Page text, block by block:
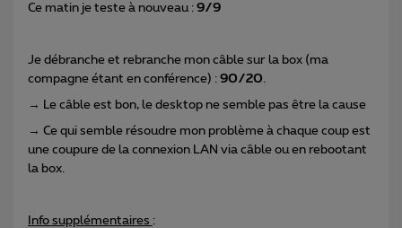
Ce matin je teste à nouveau : 9/9
Je débranche et rebranche mon câble sur la box (ma
compagne étant en conférence) : 90/20.
→ Le câble est bon, le desktop ne semble pas être la cause
→ Ce qui semble résoudre mon problème à chaque coup est
une coupure de la connexion LAN via câble ou en rebootant
la box.
Info supplémentaires :